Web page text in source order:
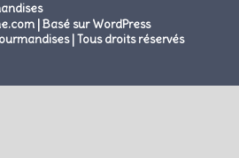
|Basé sur WordPress
| Tous droits réservés